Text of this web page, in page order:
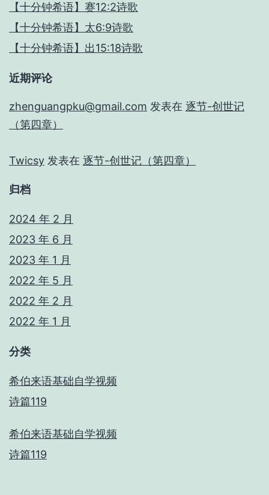
【十分钟希语】赛12:2诗歌
【十分钟希语】太6:9诗歌
【十分钟希语】出15:18诗歌
近期评论
zhenguangpku@gmail.com 发表在 逐节-创世记
（第四章）
Twicsy 发表在 逐节-创世记（第四章）
归档
2024 年 2 月
2023 年 6 月
2023 年 1 月
2022 年 5 月
2022 年 2 月
2022 年 1 月
分类
希伯来语基础自学视频
诗篇119
希伯来语基础自学视频
诗篇119